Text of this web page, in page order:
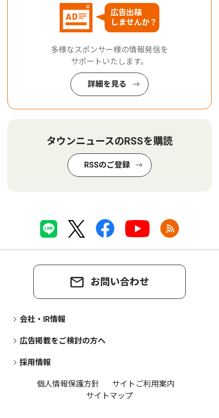
広告出稿
しませんか？
多様なスポンサー様の情報発信を
サポートいたします。
詳細を見る
タウンニュースのRSSを購読
RSSのご登録
お問い合わせ
会社・IR情報
広告掲載をご検討の方へ
採用情報
個人情報保護方針
サイトご利用案内
サイトマップ